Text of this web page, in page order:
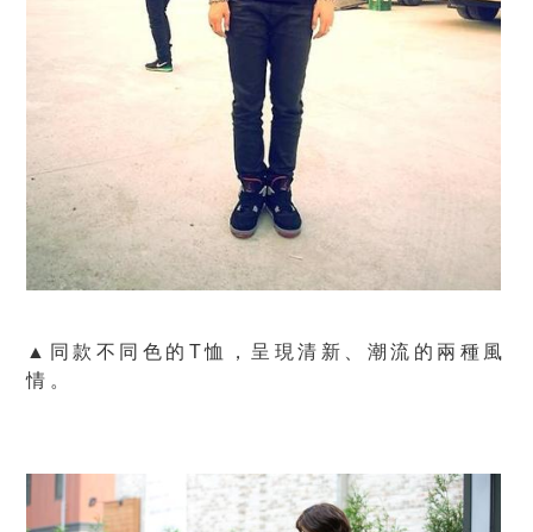
▲同款不同色的T恤，呈現清新、潮流的兩種風
情。